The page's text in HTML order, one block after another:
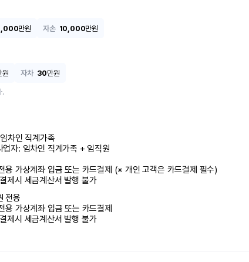
만원 자손 10,000만원
원 자차 30만원
.
차인 직계가족
업자: 임차인 직계가족 + 임직원
용 가상계좌 입금 또는 카드결제 (※ 개인 고객은 카드결제 필수)
제시 세금계산서 발행 불가
전용
용 가상계좌 입금 또는 카드결제
제시 세금계산서 발행 불가